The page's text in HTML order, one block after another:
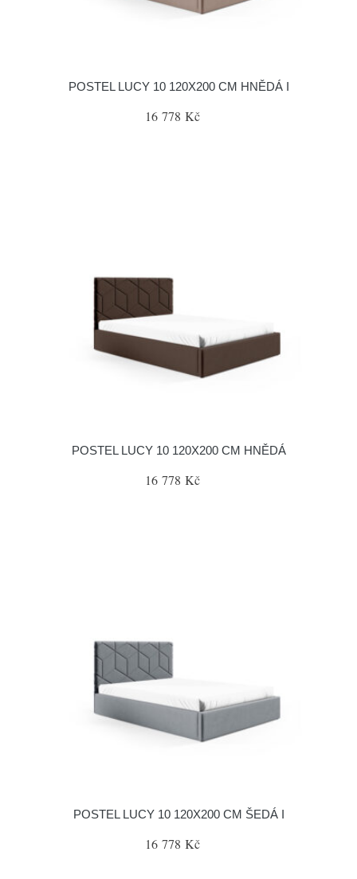
POSTEL LUCY 10 120X200 CM HNĚDÁ I
16 778 Kč
POSTEL LUCY 10 120X200 CM HNĚDÁ
16 778 Kč
POSTEL LUCY 10 120X200 CM ŠEDÁ I
16 778 Kč